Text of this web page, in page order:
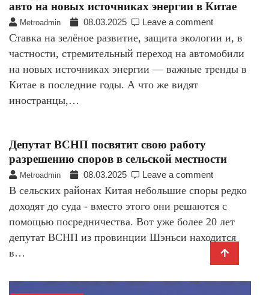
авто на новых источниках энергии в Китае
Metroadmin 08.03.2025 Leave a comment
Ставка на зелёное развитие, защита экологии и, в
частности, стремительный переход на автомобили
на новых источниках энергии — важные тренды в
Китае в последние годы. А что же видят
иностранцы,…
Депутат ВСНП посвятит свою работу
разрешению споров в сельской местности
Metroadmin 08.03.2025 Leave a comment
В сельских районах Китая небольшие споры редко
доходят до суда - вместо этого они решаются с
помощью посредничества. Вот уже более 20 лет
депутат ВСНП из провинции Шэньси находится
в…